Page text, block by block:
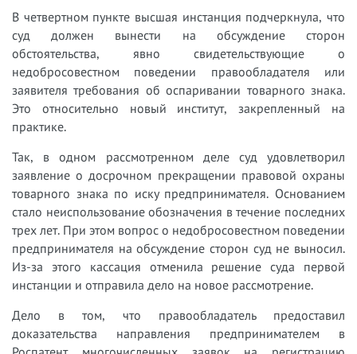
В четвертном пункте высшая инстанция подчеркнула, что
суд должен вынести на обсуждение сторон
обстоятельства, явно свидетельствующие о
недобросовестном поведении правообладателя или
заявителя требования об оспаривании товарного знака.
Это относительно новый институт, закрепленный на
практике.
Так, в одном рассмотренном деле суд удовлетворил
заявление о досрочном прекращении правовой охраны
товарного знака по иску предпринимателя. Основанием
стало неиспользование обозначения в течение последних
трех лет. При этом вопрос о недобросовестном поведении
предпринимателя на обсуждение сторон суд не выносил.
Из-за этого кассация отменила решение суда первой
инстанции и отправила дело на новое рассмотрение.
Дело в том, что правообладатель предоставил
доказательства направления предпринимателем в